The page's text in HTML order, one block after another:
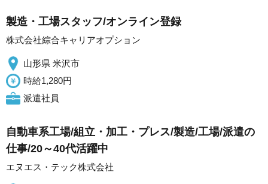
製造・工場スタッフ/オンライン登録
株式会社綜合キャリアオプション
山形県 米沢市
時給1,280円
派遣社員
自動車系工場/組立・加工・プレス/製造/工場/派遣の
仕事/20～40代活躍中
エヌエス・テック株式会社